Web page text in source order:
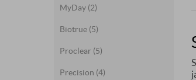
MyDay (2)
Biotrue (5)
Proclear (5)
Precision (4)